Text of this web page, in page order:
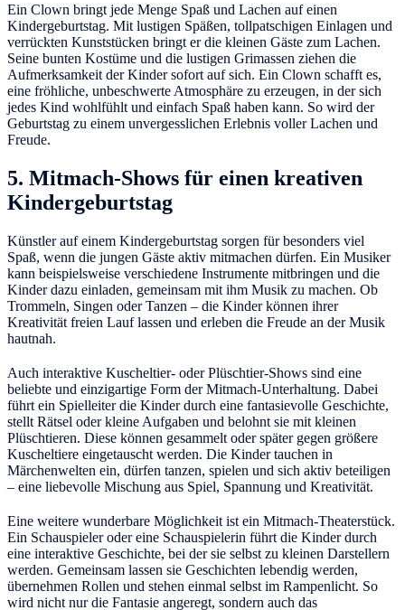
Ein Clown bringt jede Menge Spaß und Lachen auf einen
Kindergeburtstag. Mit lustigen Späßen, tollpatschigen Einlagen und
verrückten Kunststücken bringt er die kleinen Gäste zum Lachen.
Seine bunten Kostüme und die lustigen Grimassen ziehen die
Aufmerksamkeit der Kinder sofort auf sich. Ein Clown schafft es,
eine fröhliche, unbeschwerte Atmosphäre zu erzeugen, in der sich
jedes Kind wohlfühlt und einfach Spaß haben kann. So wird der
Geburtstag zu einem unvergesslichen Erlebnis voller Lachen und
Freude.
5. Mitmach-Shows für einen kreativen
Kindergeburtstag
Künstler auf einem Kindergeburtstag sorgen für besonders viel
Spaß, wenn die jungen Gäste aktiv mitmachen dürfen. Ein Musiker
kann beispielsweise verschiedene Instrumente mitbringen und die
Kinder dazu einladen, gemeinsam mit ihm Musik zu machen. Ob
Trommeln, Singen oder Tanzen – die Kinder können ihrer
Kreativität freien Lauf lassen und erleben die Freude an der Musik
hautnah.
Auch interaktive Kuscheltier- oder Plüschtier-Shows sind eine
beliebte und einzigartige Form der Mitmach-Unterhaltung. Dabei
führt ein Spielleiter die Kinder durch eine fantasievolle Geschichte,
stellt Rätsel oder kleine Aufgaben und belohnt sie mit kleinen
Plüschtieren. Diese können gesammelt oder später gegen größere
Kuscheltiere eingetauscht werden. Die Kinder tauchen in
Märchenwelten ein, dürfen tanzen, spielen und sich aktiv beteiligen
– eine liebevolle Mischung aus Spiel, Spannung und Kreativität.
Eine weitere wunderbare Möglichkeit ist ein Mitmach-Theaterstück.
Ein Schauspieler oder eine Schauspielerin führt die Kinder durch
eine interaktive Geschichte, bei der sie selbst zu kleinen Darstellern
werden. Gemeinsam lassen sie Geschichten lebendig werden,
übernehmen Rollen und stehen einmal selbst im Rampenlicht. So
wird nicht nur die Fantasie angeregt, sondern auch das